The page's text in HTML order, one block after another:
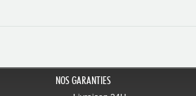
NOS GARANTIES